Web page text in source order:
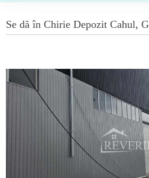
Se dă în Chirie Depozit Cahul,